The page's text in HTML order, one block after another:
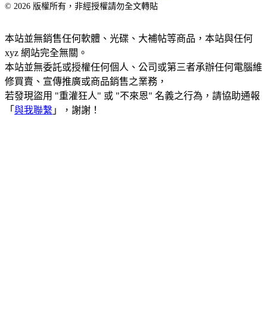
© 2026 版權所有，非經授權請勿全文轉貼
本站並無銷售任何軟體、光碟、大補帖等商品，本站與任何
xyz 網站完全無關。
本站並無委託或授權任何個人、公司或第三者承辦任何電腦維
修買賣、宣傳推廣或商品銷售之業務，
若發現盜用 "重灌狂人" 或 "不來恩" 名義之行為，請協助通報
「 與我聯繫 」，謝謝！